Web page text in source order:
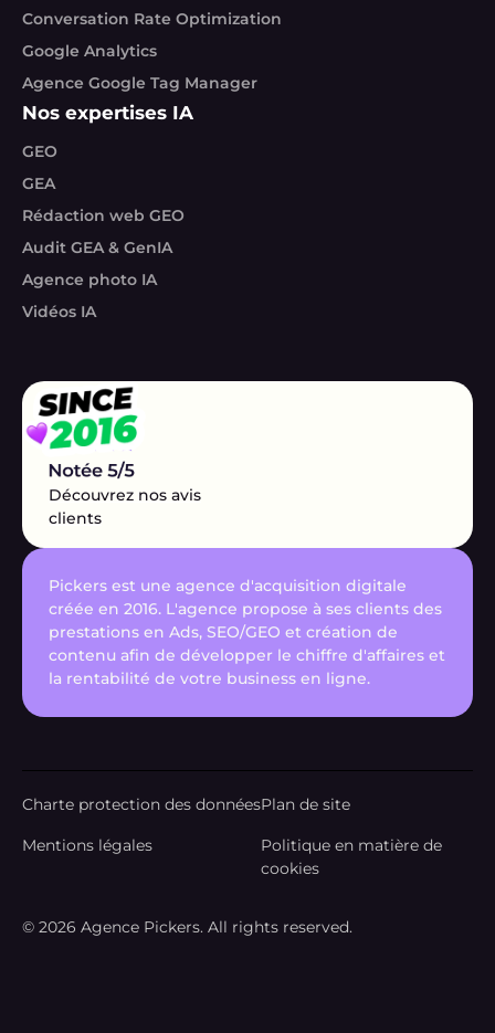
Conversation Rate Optimization
Google Analytics
Agence Google Tag Manager
Nos expertises IA
GEO
GEA
Rédaction web GEO
Audit GEA & GenIA
Agence photo IA
Vidéos IA
Découvrez nos avis
clients
Pickers est une agence d'acquisition digitale
créée en 2016. L'agence propose à ses clients des
prestations en Ads, SEO/GEO et création de
contenu afin de développer le chiffre d'affaires et
la rentabilité de votre business en ligne.
© 2026 Agence Pickers. All rights reserved.
Charte protection des donnéesPlan de site
Mentions légales
Politique en matière de
cookies